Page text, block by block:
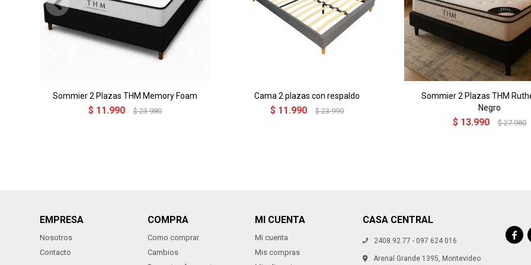
Sommier 2 Plazas THM Memory Foam
$ 11.990 $ 23.980
Cama 2 plazas con respaldo
$ 11.990 $ 23.990
Sommier 2 Plazas THM
Negro
$ 13.990 $ 27.980
EMPRESA
Nosotros
Contacto
COMPRA
Como comprar
Cambios
MI CUENTA
Mi cuenta
Mis compras
CASA CENTRAL
2408 92 77 - 097 624 016
Arenal Grande 1395, Montevideo
